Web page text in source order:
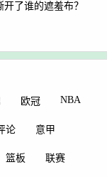
了谁的遮羞布？
欧冠 NBA
论 意甲
篮板 联赛